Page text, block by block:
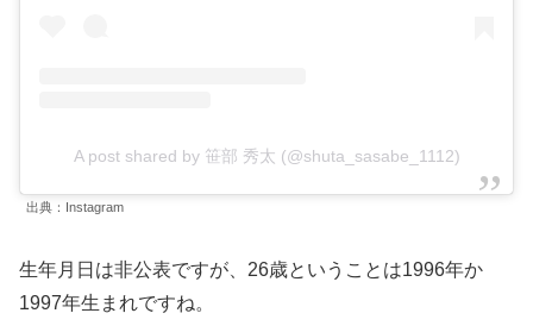
A post shared by 笹部 秀太 (@shuta_sasabe_1112)
出典：Instagram
生年月日は非公表ですが、26歳ということは1996年か
1997年生まれですね。